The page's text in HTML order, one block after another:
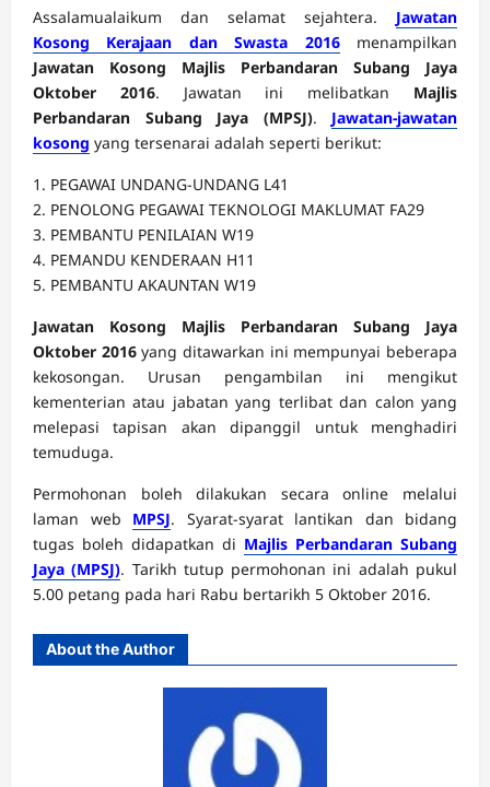
Assalamualaikum dan selamat sejahtera. Jawatan
Kosong Kerajaan dan Swasta 2016menampilkan
Jawatan Kosong Majlis Perbandaran Subang Jaya
Oktober 2016. Jawatan ini melibatkan Majlis
Perbandaran Subang Jaya (MPSJ). Jawatan-jawatan
kosong yang tersenarai adalah seperti berikut:
1. PEGAWAI UNDANG-UNDANG L41
2. PENOLONG PEGAWAI TEKNOLOGI MAKLUMAT FA29
3. PEMBANTU PENILAIAN W19
4. PEMANDU KENDERAAN H11
5. PEMBANTU AKAUNTAN W19
Jawatan Kosong Majlis Perbandaran Subang Jaya
Oktober 2016yang ditawarkan ini mempunyai beberapa
kekosongan. Urusan pengambilan ini mengikut
kementerian atau jabatan yang terlibat dan calon yang
melepasi tapisan akan dipanggil untuk menghadiri
temuduga.
Permohonan boleh dilakukan secara online melalui
laman web MPSJ. Syarat-syarat lantikan dan bidang
tugas boleh didapatkan di Majlis Perbandaran Subang
Jaya (MPSJ). Tarikh tutup permohonan ini adalah pukul
5.00 petang pada hari Rabu bertarikh 5 Oktober 2016.
About the Author